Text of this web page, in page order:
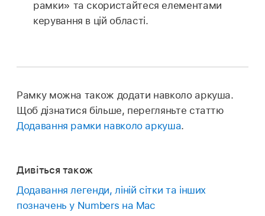
рамки» та скористайтеся елементами
керування в цій області.
Рамку можна також додати навколо аркуша.
Щоб дізнатися більше, перегляньте статтю
Додавання рамки навколо аркуша.
Дивіться також
Додавання легенди, ліній сітки та інших
позначень у Numbers на Mac